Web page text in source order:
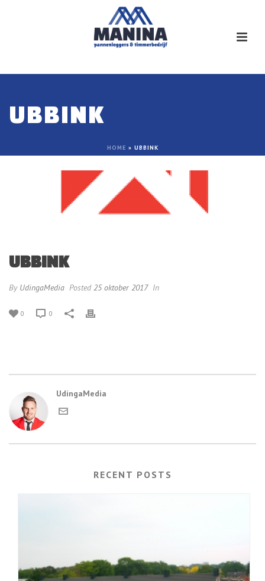
UBBINK
HOME » UBBINK
UBBINK
By UdingaMedia Posted 25 oktober 2017 In
0 0
UdingaMedia
RECENT POSTS